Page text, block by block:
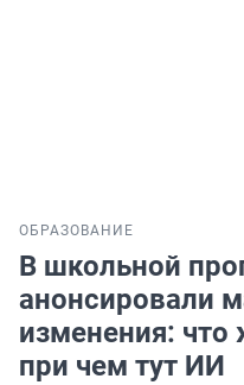
ОБРАЗОВАНИЕ
В школьной
анонсировали
изменения: что
при чем тут ИИ